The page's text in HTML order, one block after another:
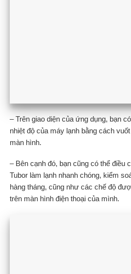
– Trên giao diện của ứng dụng, bạn
nhiệt độ của máy lạnh bằng cách
màn hình.
– Bên cạnh đó, bạn cũng có thể điều
Tubor làm lạnh nhanh chóng, kiểm
hàng tháng, cũng như các chế độ
trên màn hình điện thoại của mình.